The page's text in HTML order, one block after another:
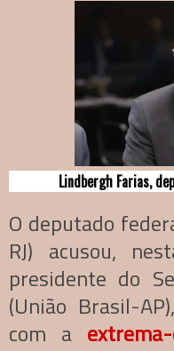
Lindbergh Farias,
O deputado
RJ) acusou,
presidente do
(União Brasil-
com a